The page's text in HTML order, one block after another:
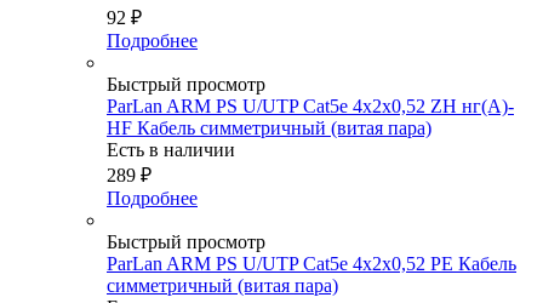
92 ₽
Подробнее
Быстрый просмотр
ParLan ARM PS U/UTP Cat5е 4х2х0,52 ZH нг(А)-
HF Кабель симметричный (витая пара)
Есть в наличии
289 ₽
Подробнее
Быстрый просмотр
ParLan ARM PS U/UTP Cat5e 4х2x0,52 PE Кабель
симметричный (витая пара)